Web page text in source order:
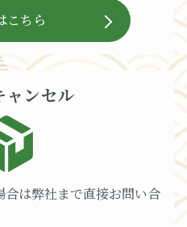
こちら
ャンセル
合は弊社まで直接お問い合